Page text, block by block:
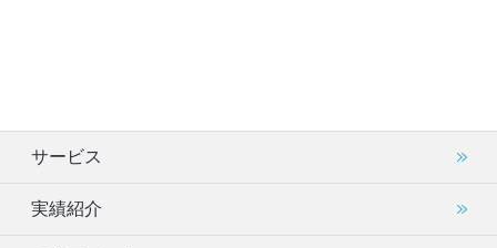
サービス
実績紹介